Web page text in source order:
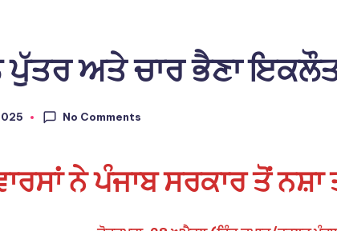
ਪੁੱਤਰ ਅਤੇ ਚਾਰ ਭੈਣਾ
No Comments
ਨੇ ਪੰਜਾਬ ਸਰਕਾਰ ਤੋਂ